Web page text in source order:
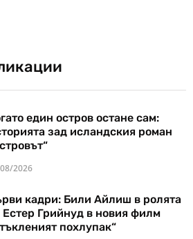
един остров остане сам:
зад исландския роман
2026
кадри: Били Айлиш в ролята
Естер Грийнуд в новия филм
похлупак“